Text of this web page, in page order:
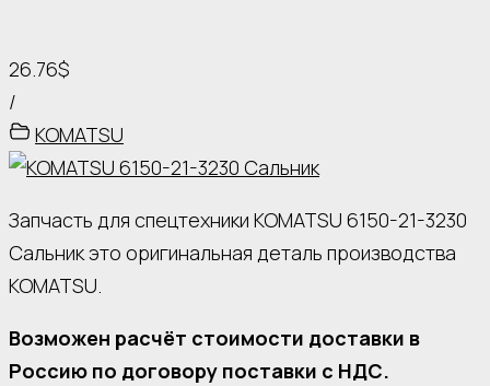
26.76$
/
KOMATSU
Запчасть для спецтехники KOMATSU 6150-21-3230
Сальник это оригинальная деталь производства
KOMATSU.
Возможен расчёт стоимости доставки в
Россию по договору поставки с НДС.